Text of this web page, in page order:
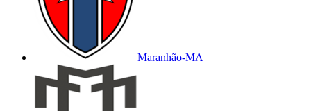
Maranhão-MA